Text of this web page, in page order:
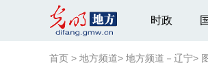
时政
首页 > 地方频道> 地方频道－辽宁>